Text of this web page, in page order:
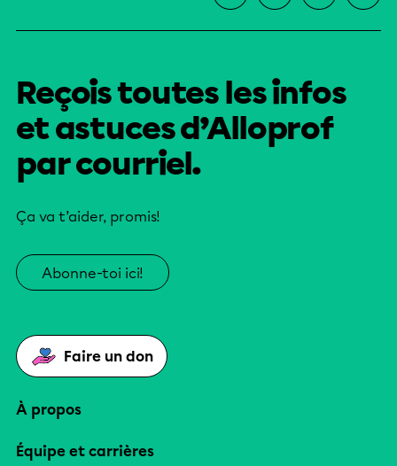
Reçois toutes les infos
et astuces d’Alloprof
par courriel.
Ça va t’aider, promis!
Abonne-toi ici!
Faire un don
À propos
Équipe et carrières